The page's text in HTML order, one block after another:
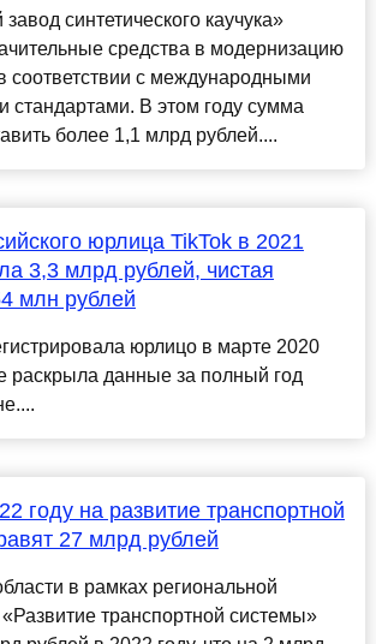
синтетического каучука»
средства в модернизацию
соответствии с международными
стандартами. В этом году сумма
более 1,1 млрд рублей....
юрлица TikTok в 2021
3,3 млрд рублей, чистая
млн рублей
юрлицо в марте 2020
раскрыла данные за полный год
году на развитие транспортной
27 млрд рублей
в рамках региональной
транспортной системы»